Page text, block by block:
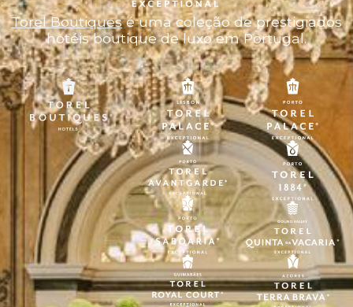
Torel Boutiquesé uma coleção de prestigiados
hotéis boutique de luxo em Portugal.